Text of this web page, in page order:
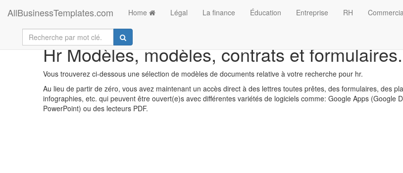
AllBusinessTemplates.com Home Légal La finance Éducation Entreprise RH
Hr Modèles, modèles, contrats et formulaires.
Vous trouverez ci-dessous une sélection de modèles de documents relative à votre recherche pour hr.
Au lieu de partir de zéro, vous avez maintenant un accès direct à des lettres toutes prêtes, des formulaires, des
infographies, etc. qui peuvent être ouvert(e)s avec différentes variétés de logiciels comme: Google Apps (Google
PowerPoint) ou des lecteurs PDF.